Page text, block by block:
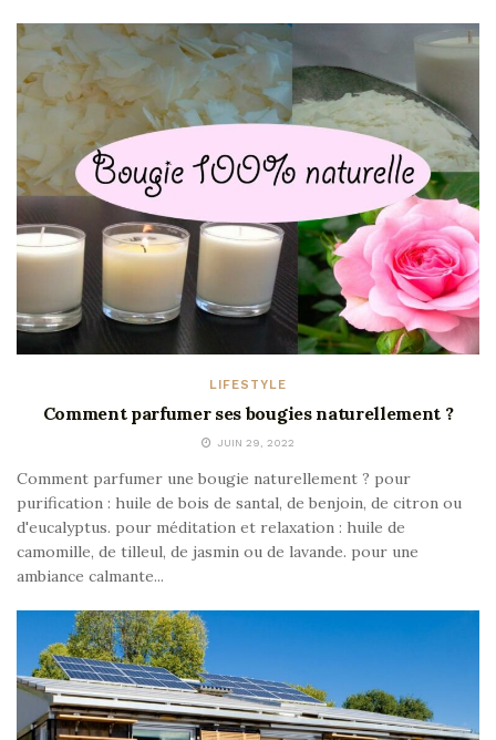
LIFESTYLE
Comment parfumer ses bougies naturellement ?
JUIN 29, 2022
Comment parfumer une bougie naturellement ? pour
purification : huile de bois de santal, de benjoin, de citron ou
d'eucalyptus. pour méditation et relaxation : huile de
camomille, de tilleul, de jasmin ou de lavande. pour une
ambiance calmante...